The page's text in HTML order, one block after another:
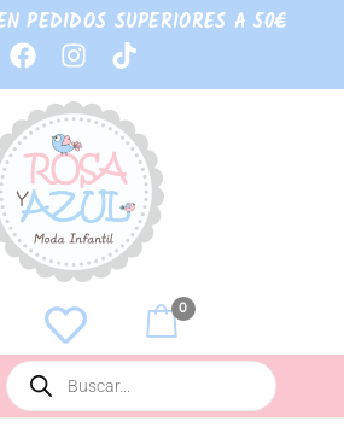
PEDIDOS SUPERIORES A 50€
0